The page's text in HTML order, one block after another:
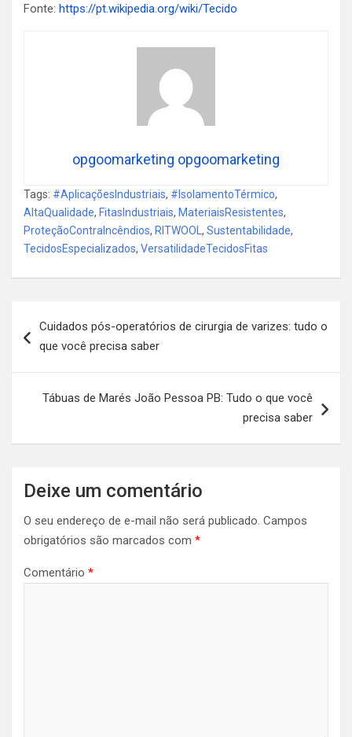
Fonte: https://pt.wikipedia.org/wiki/Tecido
opgoomarketing opgoomarketing
Tags: #AplicaçõesIndustriais, #IsolamentoTérmico,
AltaQualidade, FitasIndustriais, MateriaisResistentes,
ProteçãoContraIncêndios, RITWOOL , Sustentabilidade,
TecidosEspecializados, VersatilidadeTecidosFitas
de
Cuidados pós-operatórios de cirurgia de varizes: tudo o
que você precisa saber
Tábuas de Marés João Pessoa PB: Tudo o que você
precisa saber
Deixe um comentário
O seu endereço de e-mail não será publicado. Campos
obrigatórios são marcados com *
Comentário *